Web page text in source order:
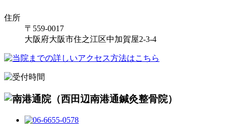
住所
〒559-0017
大阪府大阪市住之江区中加賀屋2-3-4